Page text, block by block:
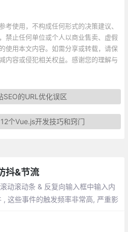
考使用，不构成任何形式的决策建议、
禁止任何单位或个人以商业售卖、虚假
使用本文内容。如需分享或转载，请保
内容或侵犯相关权益。感谢您的理解与
SEO的URL优化误区
个Vue.js开发技巧和窍门
抖&节流
动滚动条 & 反复向输入框中输入内
这些事件的触发频率非常高, 严重影